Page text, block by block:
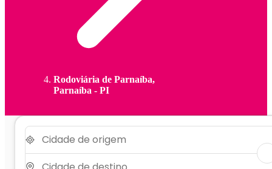
Rodoviária de Parnaíba,
Parnaíba - PI